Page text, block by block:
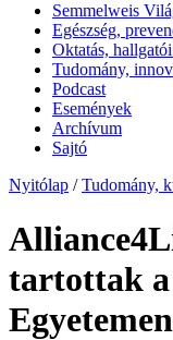
Semmelweis
Egészség,
Oktatás,
Tudomány,
Podcast
Események
Archívum
Sajtó
Nyitólap / Tudomány,
tartottak a
Egyetemen